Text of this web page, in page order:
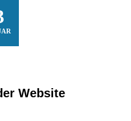
Website